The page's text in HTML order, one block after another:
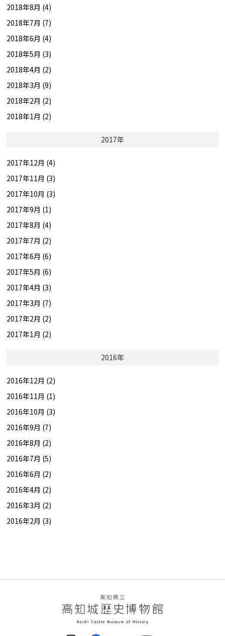
2018年8月 (4)
2018年7月 (7)
2018年6月 (4)
2018年5月 (3)
2018年4月 (2)
2018年3月 (9)
2018年2月 (2)
2018年1月 (2)
2017年
2017年12月 (4)
2017年11月 (3)
2017年10月 (3)
2017年9月 (1)
2017年8月 (4)
2017年7月 (2)
2017年6月 (6)
2017年5月 (6)
2017年4月 (3)
2017年3月 (7)
2017年2月 (2)
2017年1月 (2)
2016年
2016年12月 (2)
2016年11月 (1)
2016年10月 (3)
2016年9月 (7)
2016年8月 (2)
2016年7月 (5)
2016年6月 (2)
2016年4月 (2)
2016年3月 (2)
2016年2月 (3)